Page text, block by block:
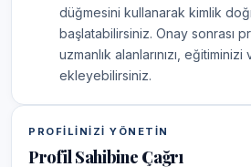
düğmesini kullanarak kimlik
başlatabilirsiniz. Onay sonrası
uzmanlık alanlarınızı,
ekleyebilirsiniz.
PROFILINIZI YÖNETIN
Profil Sahibine Çağrı